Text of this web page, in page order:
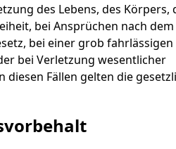
des Lebens, des Körpers,
bei Ansprüchen nach dem
bei einer grob fahrlässigen
bei Verletzung wesentlicher
diesen Fällen gelten die